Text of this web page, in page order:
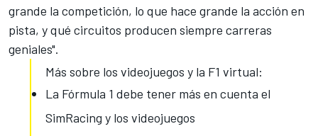
grande la competición, lo que hace grande la acción en
pista, y qué circuitos producen siempre carreras
geniales".
Más sobre los videojuegos y la F1 virtual:
La Fórmula 1 debe tener más en cuenta el
SimRacing y los videojuegos